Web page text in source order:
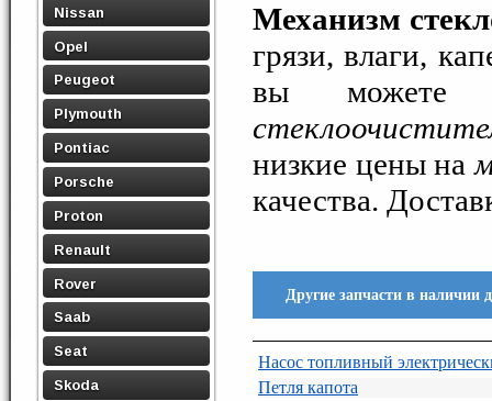
Nissan
Opel
Peugeot
Plymouth
Pontiac
Porsche
Proton
Renault
Rover
Saab
Seat
Skoda
Механизм
грязи, влаги,
вы можете
низкие цены на
качества.
Другие запчасти в наличии
Насос топливный
Петля капота